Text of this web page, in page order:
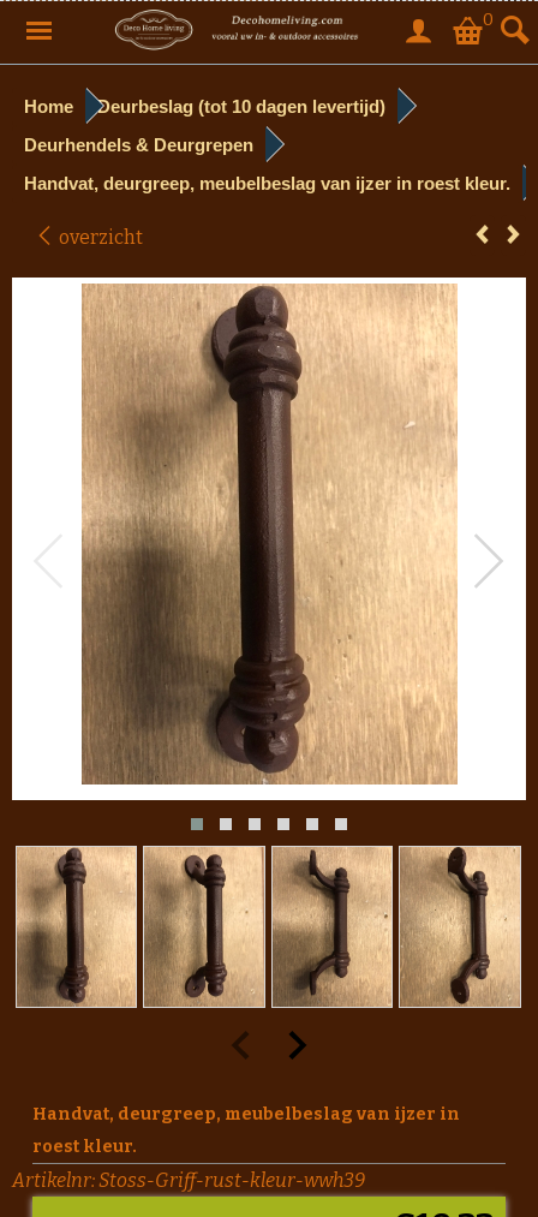
0
Home
Deurbeslag (tot 10 dagen levertijd)
Deurhendels & Deurgrepen
Handvat, deurgreep, meubelbeslag van ijzer in roest kleur.
overzicht
Handvat, deurgreep, meubelbeslag van ijzer in
roest kleur.
Artikelnr:Stoss-Griff-rust-kleur-wwh39